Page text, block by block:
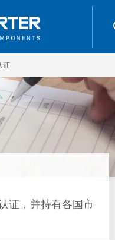
证
证，并持有各国市